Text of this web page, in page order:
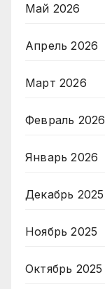
Май 2026
Апрель 2026
Март 2026
Февраль 2026
Январь 2026
Декабрь 2025
Ноябрь 2025
Октябрь 2025